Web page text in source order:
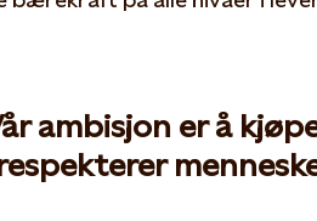
ambisjon er å